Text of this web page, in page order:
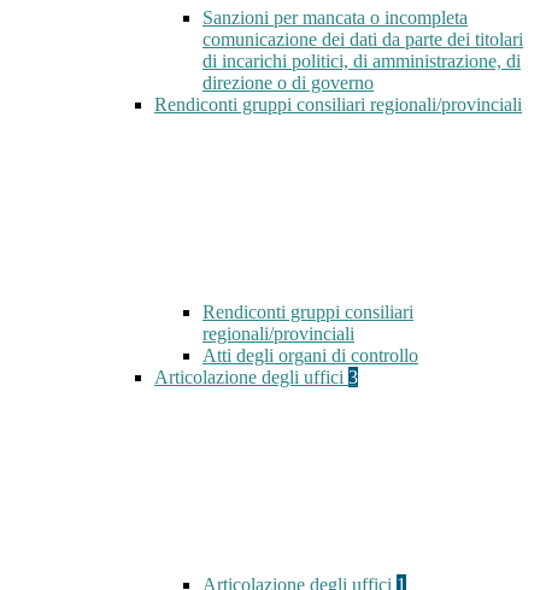
Sanzioni per mancata o incompleta
comunicazione dei dati da parte dei titolari
di incarichi politici, di amministrazione, di
direzione o di governo
Rendiconti gruppi consiliari regionali/provinciali
Rendiconti gruppi consiliari
regionali/provinciali
Atti degli organi di controllo
Articolazione degli uffici 3
Articolazione degli uffici 1